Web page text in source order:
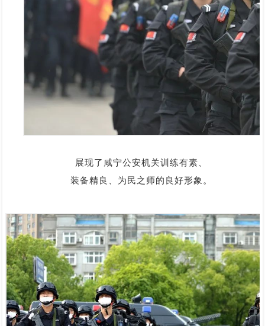
展现了咸宁公安机关训练有素、
装备精良、为民之师的良好形象。